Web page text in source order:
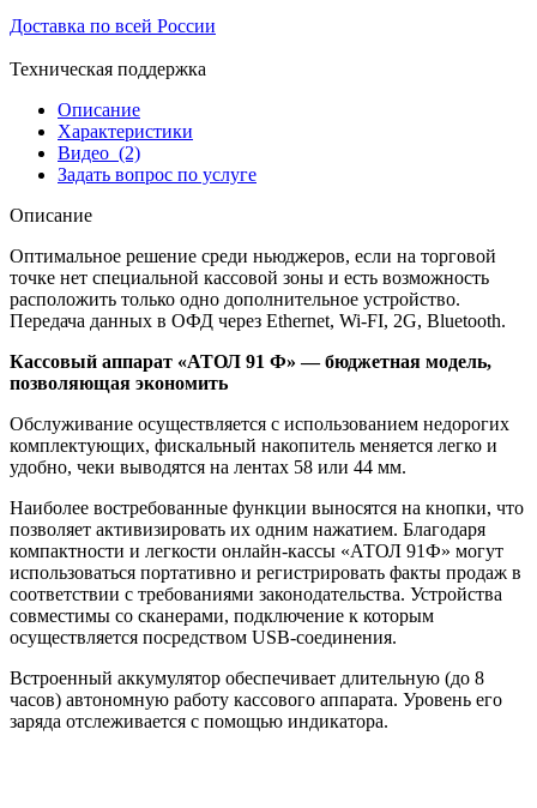
Доставка по всей России
Техническая поддержка
Описание
Характеристики
Видео (2)
Задать вопрос по услуге
Описание
Оптимальное решение среди ньюджеров, если на торговой
точке нет специальной кассовой зоны и есть возможность
расположить только одно дополнительное устройство.
Передача данных в ОФД через Ethernet, Wi-FI, 2G, Bluetooth.
Кассовый аппарат «АТОЛ 91 Ф» — бюджетная модель,
позволяющая экономить
Обслуживание осуществляется с использованием недорогих
комплектующих, фискальный накопитель меняется легко и
удобно, чеки выводятся на лентах 58 или 44 мм.
Наиболее востребованные функции выносятся на кнопки, что
позволяет активизировать их одним нажатием. Благодаря
компактности и легкости онлайн-кассы «АТОЛ 91Ф» могут
использоваться портативно и регистрировать факты продаж в
соответствии с требованиями законодательства. Устройства
совместимы со сканерами, подключение к которым
осуществляется посредством USB-соединения.
Встроенный аккумулятор обеспечивает длительную (до 8
часов) автономную работу кассового аппарата. Уровень его
заряда отслеживается с помощью индикатора.